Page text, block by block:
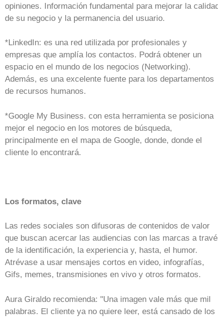
opiniones. Información fundamental para mejorar la
de su negocio y la permanencia del usuario.
*LinkedIn: es una red utilizada por profesionales y
empresas que amplía los contactos. Podrá obtener un
espacio en el mundo de los negocios (Networking).
Además, es una excelente fuente para los departamentos
de recursos humanos.
*Google My Business. con esta herramienta se posiciona
mejor el negocio en los motores de búsqueda,
principalmente en el mapa de Google, donde, donde el
cliente lo encontrará.
Los formatos, clave
Las redes sociales son difusoras de contenidos de valor
que buscan acercar las audiencias con las marcas a
de la identificación, la experiencia y, hasta, el humor.
Atrévase a usar mensajes cortos en video, infografías,
Gifs, memes, transmisiones en vivo y otros formatos.
Aura Giraldo recomienda: "Una imagen vale más que mil
palabras. El cliente ya no quiere leer, está cansado de los